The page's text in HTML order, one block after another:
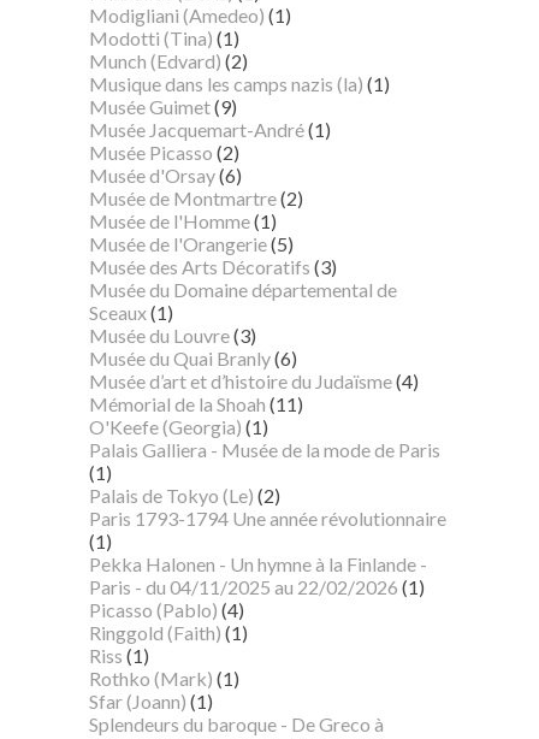
Modigliani (Amedeo) (1)
Modotti (Tina) (1)
Munch (Edvard) (2)
Musique dans les camps nazis (la) (1)
Musée Guimet(9)
Musée Jacquemart-André(1)
Musée Picasso (2)
Musée d'Orsay(6)
Musée de Montmartre(2)
Musée de l'Homme(1)
Musée de l'Orangerie(5)
Musée des Arts Décoratifs (3)
Musée du Domaine départemental de
Sceaux(1)
Musée du Louvre(3)
Musée du Quai Branly(6)
Musée d’art et d’histoire du Judaïsme(4)
Mémorial de la Shoah (11)
O'Keefe (Georgia) (1)
Palais Galliera - Musée de la mode de Paris
(1)
Palais de Tokyo (Le) (2)
Paris 1793-1794 Une année révolutionnaire
(1)
Pekka Halonen - Un hymne à la Finlande -
Paris - du 04/11/2025 au 22/02/2026 (1)
Picasso (Pablo) (4)
Ringgold (Faith) (1)
Riss (1)
Rothko (Mark) (1)
Sfar (Joann) (1)
Splendeurs du baroque - De Greco à